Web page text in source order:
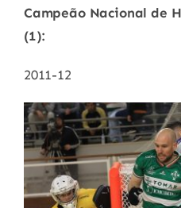
Campeão Nacional de
(1):
2011-12